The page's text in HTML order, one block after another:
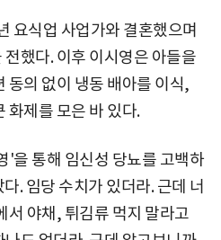
요식업 사업가와 결혼했으며
했다. 이후 이시영은 아들을
동의 없이 냉동 배아를 이식,
화제를 모은 바 있다.
'을 통해 임신성 당뇨를 고백하
. 임당 수치가 있더라. 근데 너
서 야채, 튀김류 먹지 말라고